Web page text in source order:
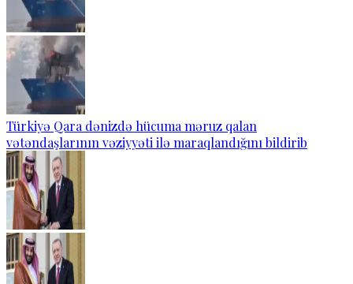
Türkiyə Qara dənizdə hücuma məruz qalan
vətəndaşlarının vəziyyəti ilə maraqlandığını bildirib